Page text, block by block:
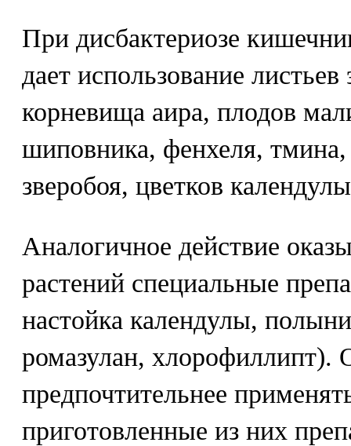
При дисбактериозе
дает использование
корневища аира, плодов
шиповника, фенхеля,
зверобоя, цветков
Аналогичное действие
растений специальные
настойка календулы,
ромазулан, хлорофиллипт).
предпочтительнее
приготовленные из них